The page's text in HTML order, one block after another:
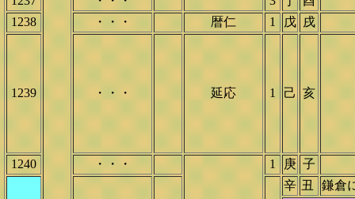
1238
・・・ 暦仁 1 戊 戌
1239 ・・・ 延応 1 己 亥
1240 ・・・ 1 庚 子
辛 丑
鎌倉